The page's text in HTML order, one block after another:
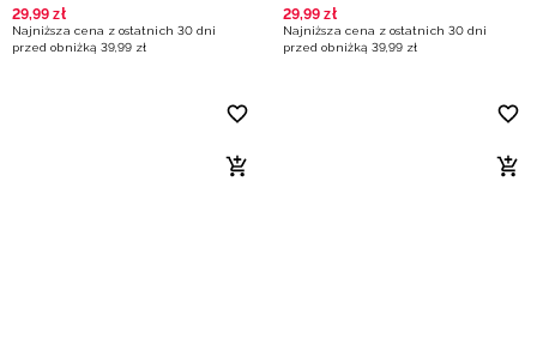
29,99 zł
Najniższa cena z ostatnich 30 dni
przed obniżką 39,99 zł
29,99 zł
Najniższa cena z ostatnich 30 dni
przed obniżką 39,99 zł